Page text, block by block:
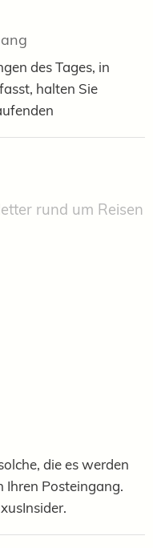
des Tages, in
halten Sie
rund um Reisen
die es werden
Ihren Posteingang.